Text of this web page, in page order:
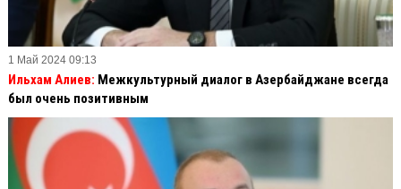
1 Май 2024 09:13
Ильхам Алиев: Межкультурный диалог в Азербайджане всегда
был очень позитивным